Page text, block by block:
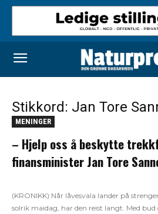
Stikkord: Jan Tore
MENINGER
– Hjelp oss å beskytte
finansminister Jan Tore
(KRONIKK) Når låvesvala lander på
solrik maidag, har den reist langt. Med